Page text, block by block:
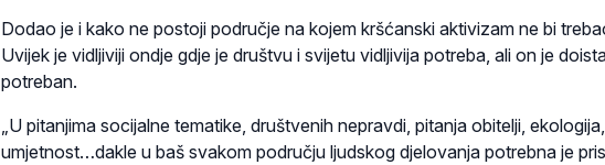
Dodao je i kako ne postoji područje na kojem kršćanski aktivizam ne bi
Uvijek je vidljiviji ondje gdje je društvu i svijetu vidljivija potreba, ali on je
potreban.
„U pitanjima socijalne tematike, društvenih nepravdi, pitanja obitelji,
umjetnost…dakle u baš svakom području ljudskog djelovanja potrebna je